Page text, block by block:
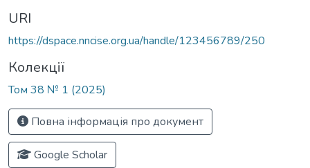
URI
https://dspace.nncise.org.ua/handle/123456789/250
Колекції
Том 38 № 1 (2025)
Повна інформація про документ
Google Scholar